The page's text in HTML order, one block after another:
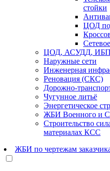
стойки
ЦОД
ЦОД, АСУДД,
Наружные сети
Инженерная
Реновация (СКС)
Дорожно-
Чугунное литьё
Энергетическое
ЖБИ Военного и
Строительство
материалах КСС
ЖБИ по чертежам